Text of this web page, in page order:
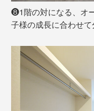
❽1階の対になる、オ
子様の成長に合わせて